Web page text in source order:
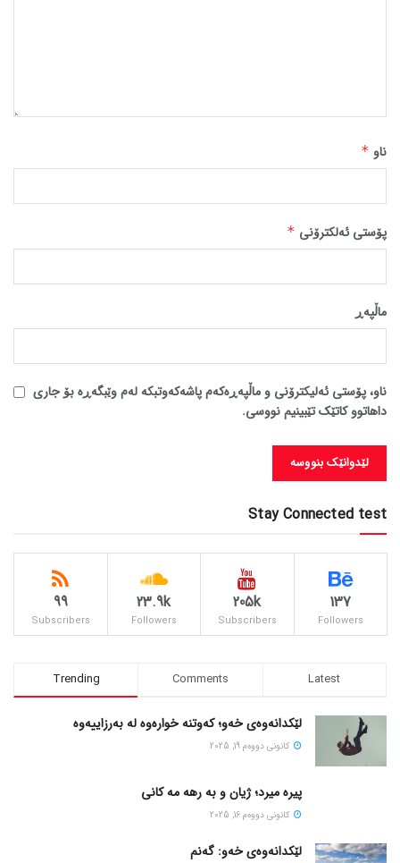
ناو *
پۆستی ئەلکترۆنی *
ماڵپه‌ڕ
ناو، پۆستی ئەلیکترۆنی و ماڵپەڕەکەم پاشەکەوتبکە لەم وێبگەڕە بۆ جاری
داهاتوو کاتێک تێبینیم نووسی.
Stay Connected test
137
Followers
205k
Subscribers
23.9k
Followers
99
Subscribers
Trending Comments Latest
لێکدانەوەی خەو؛ کەوتنە خوارەوە لە بەرزاییەوە
كانونی دووه‌م 19, 2025
پیره میرد؛ ژیان و به رهه مه کانی
كانونی دووه‌م 16, 2025
لێکدانەوەی خەو: گەنم